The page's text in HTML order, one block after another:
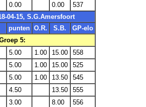
0.00 0.00
537
04-15, S.G.Amersfoort
punten O.R. S.B.
GP-elo
5:
5.00 1.00 15.00
558
5.00 1.00 15.00
525
5.00 1.00 13.50
545
4.50 13.50
555
3.00 8.00
556